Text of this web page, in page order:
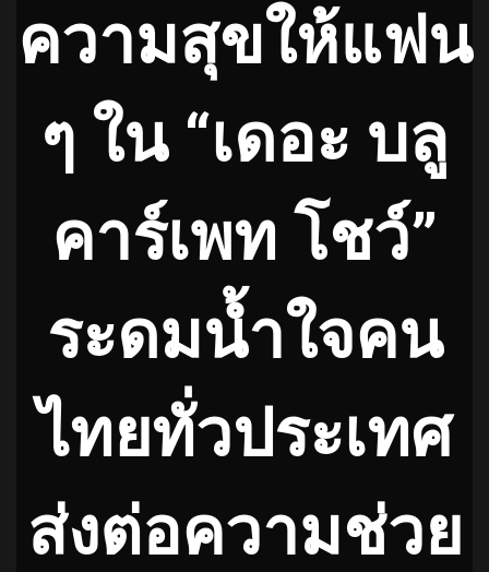
ความสุขให้แฟน
ๆ ใน “เดอะ บลู
คาร์เพท โชว์”
ระดมน้ำใจคน
ไทยทั่วประเทศ
ส่งต่อความช่วย